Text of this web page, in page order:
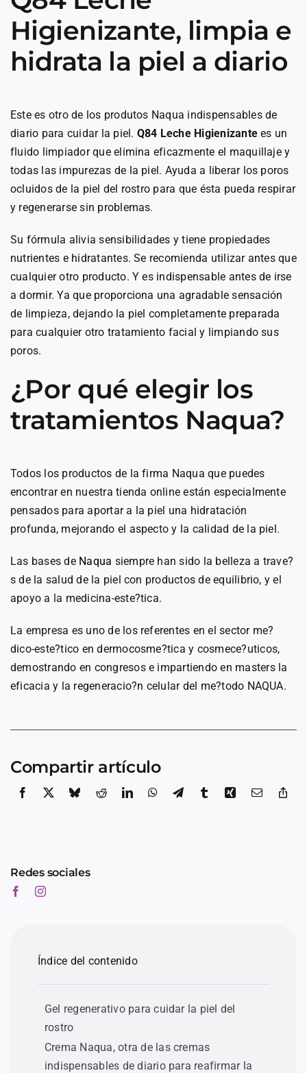
Higienizante, limpia e
hidrata la piel a diario
Este es otro de los produtos Naqua indispensables de
diario para cuidar la piel. Q84 Leche Higienizante es un
fluido limpiador que elimina eficazmente el maquillaje y
todas las impurezas de la piel. Ayuda a liberar los poros
ocluidos de la piel del rostro para que ésta pueda respirar
y regenerarse sin problemas.
Su fórmula alivia sensibilidades y tiene propiedades
nutrientes e hidratantes. Se recomienda utilizar antes que
cualquier otro producto. Y es indispensable antes de irse
a dormir. Ya que proporciona una agradable sensación
de limpieza, dejando la piel completamente preparada
para cualquier otro tratamiento facial y limpiando sus
poros.
¿Por qué elegir los
tratamientos Naqua?
Todos los productos de la firma Naqua que puedes
encontrar en nuestra tienda online están especialmente
pensados para aportar a la piel una hidratación
profunda, mejorando el aspecto y la calidad de la piel.
Las bases de Naqua siempre han sido la belleza a trave?
s de la salud de la piel con productos de equilibrio, y el
apoyo a la medicina-este?tica.
La empresa es uno de los referentes en el sector me?
dico-este?tico en dermocosme?tica y cosmece?uticos,
demostrando en congresos e impartiendo en masters la
eficacia y la regeneracio?n celular del me?todo NAQUA.
Compartir artículo
Redes sociales
Índice del contenido
Gel regenerativo para cuidar la piel del
rostro
Crema Naqua, otra de las cremas
indispensables de diario para reafirmar la